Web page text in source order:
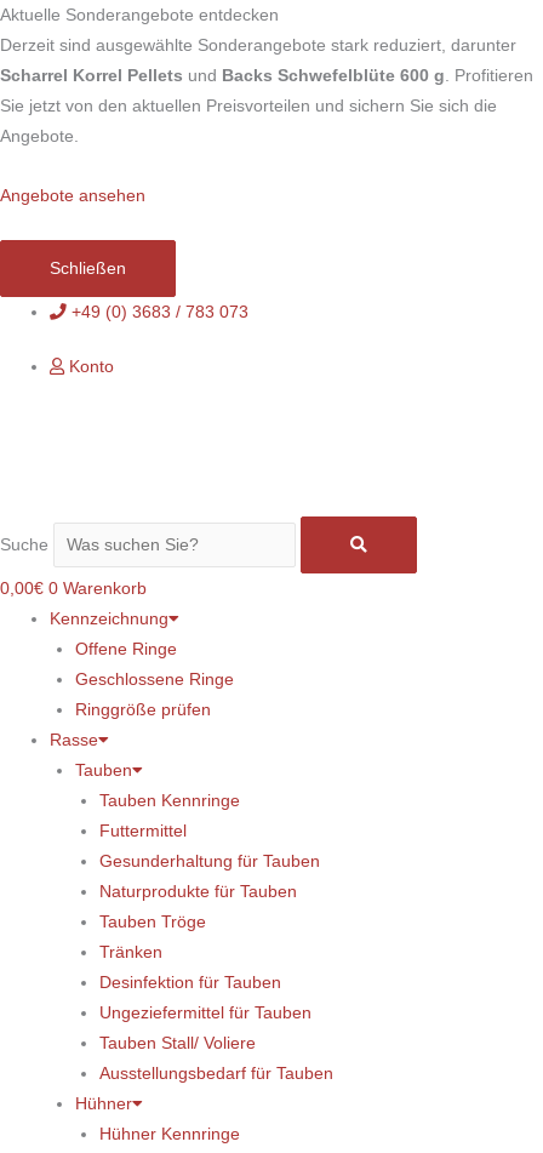
Aktuelle Sonderangebote entdecken
Derzeit sind ausgewählte Sonderangebote stark reduziert, darunter
Scharrel Korrel Pellets und Backs Schwefelblüte 600 g. Profitieren
Sie jetzt von den aktuellen Preisvorteilen und sichern Sie sich die
Angebote.
Angebote ansehen
Schließen
Zum
Inhalt
springen
+49 (0) 3683 / 783 073
Konto
Suche
0,00€ 0 Warenkorb
Kennzeichnung
Offene Ringe
Geschlossene Ringe
Ringgröße prüfen
Rasse
Tauben
Tauben Kennringe
Futtermittel
Gesunderhaltung für Tauben
Naturprodukte für Tauben
Tauben Tröge
Tränken
Desinfektion für Tauben
Ungeziefermittel für Tauben
Tauben Stall/ Voliere
Ausstellungsbedarf für Tauben
Hühner
Hühner Kennringe